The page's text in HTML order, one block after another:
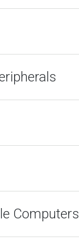
Computers